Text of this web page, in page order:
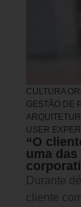
CULTURA
GESTÃO DE
USER
“O
uma
Durante
cliente